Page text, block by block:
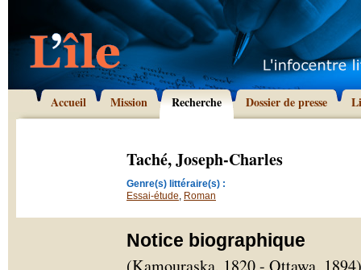
Accueil Mission Recherche Dossier de presse
Taché, Joseph-Charles
Genre(s) littéraire(s) :
Essai-étude, Roman
Notice biographique
(Kamouraska, 1820 - Ottawa,